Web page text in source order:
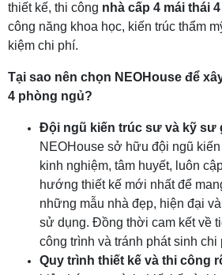
thiết kế, thi công nhà cấp 4 mái thái
công năng khoa học, kiến trúc thẩm
kiệm chi phí.
Tại sao nên chọn NEOHouse để
4 phòng ngủ?
Đội ngũ kiến trúc sư và kỹ sư
NEOHouse sở hữu đội ngũ
kinh nghiệm, tâm huyết, luôn
hướng thiết kế mới nhất để
những mẫu nhà đẹp, hiện đại
sử dụng. Đồng thời cam kết về
công trình và tránh phát sinh chi
Quy trình thiết kế và thi công